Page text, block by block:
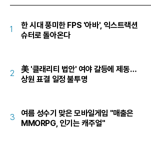
1
한 시대 풍미한 FPS '아바', 익스트랙션
슈터로 돌아온다
2
美 '클래리티 법안' 여야 갈등에 제동…
상원 표결 일정 불투명
3
여름 성수기 맞은 모바일게임 "매출은
MMORPG, 인기는 캐주얼"